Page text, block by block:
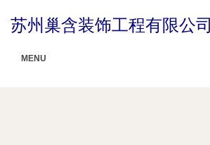
苏州巢含装饰工程有限公司
MENU